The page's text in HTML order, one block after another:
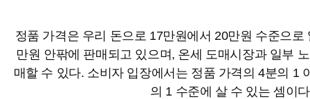
정품 가격은 우리 돈으로 17만원에서 20만원 수준으
만원 안팎에 판매되고 있으며, 온세 도매시장과 일부
매할 수 있다. 소비자 입장에서는 정품 가격의 4분의 1
의 1 수준에 살 수 있는 셈이